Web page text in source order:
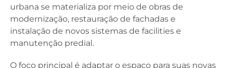
urbana se materializa por meio de obras de
modernização, restauração de fachadas e
instalação de novos sistemas de facilities e
manutenção predial.
O foco principal é adaptar o espaço para suas novas